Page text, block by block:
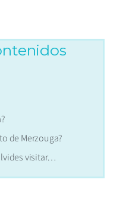
de Merzouga?
visitar…